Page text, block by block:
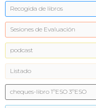
Recogida de libros
Sesiones de Evaluación
podcast
Listado
cheques-libro 1ºESO 3ºESO